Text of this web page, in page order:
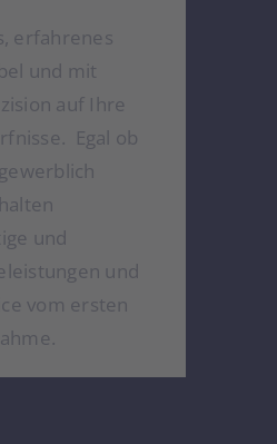
erfahrenes
und mit
auf Ihre
Egal ob
und
und
vom ersten